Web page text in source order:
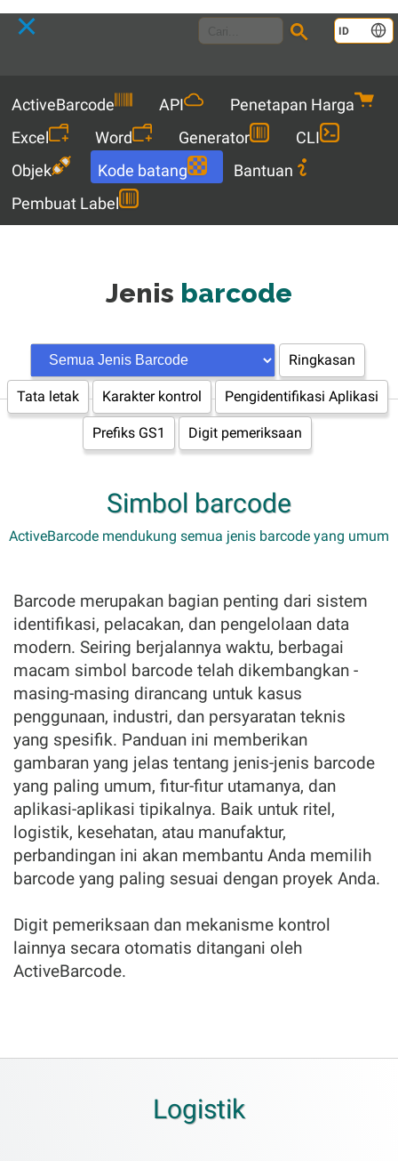
ID
ActiveBarcode API
Penetapan Harga
Excel
Word Generator
CLI
Objek
Kode batang
Bantuan
Pembuat Label
Jenis barcode
Ringkasan
Tata letak Karakter kontrol Pengidentifikasi Aplikasi
Prefiks GS1 Digit pemeriksaan
Simbol barcode
ActiveBarcode mendukung semua jenis barcode yang umum
Barcode merupakan bagian penting dari sistem
identifikasi, pelacakan, dan pengelolaan data
modern. Seiring berjalannya waktu, berbagai
macam simbol barcode telah dikembangkan -
masing-masing dirancang untuk kasus
penggunaan, industri, dan persyaratan teknis
yang spesifik. Panduan ini memberikan
gambaran yang jelas tentang jenis-jenis barcode
yang paling umum, fitur-fitur utamanya, dan
aplikasi-aplikasi tipikalnya. Baik untuk ritel,
logistik, kesehatan, atau manufaktur,
perbandingan ini akan membantu Anda memilih
barcode yang paling sesuai dengan proyek Anda.
Digit pemeriksaan dan mekanisme kontrol
lainnya secara otomatis ditangani oleh
ActiveBarcode.
Logistik